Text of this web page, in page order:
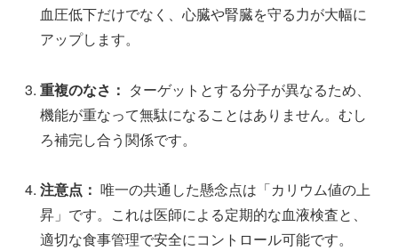
血圧低下だけでなく、心臓や腎臓を守る力が大幅に
アップします。
重複のなさ： ターゲットとする分子が異なるため、
機能が重なって無駄になることはありません。むし
ろ補完し合う関係です。
注意点： 唯一の共通した懸念点は「カリウム値の上
昇」です。これは医師による定期的な血液検査と、
適切な食事管理で安全にコントロール可能です。